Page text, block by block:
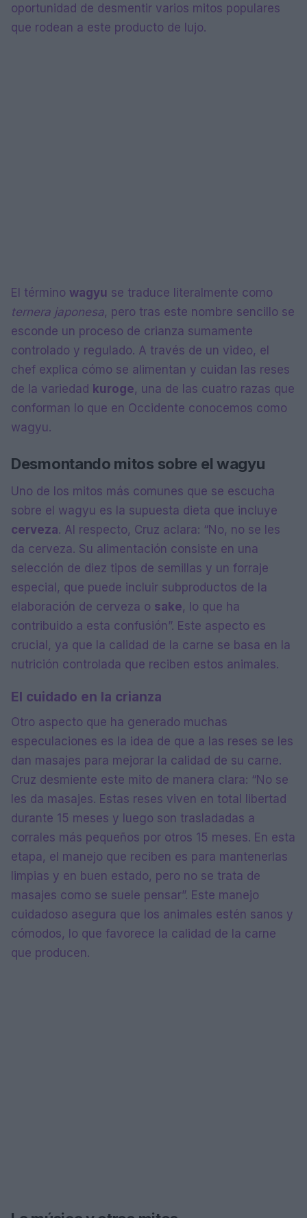
oportunidad de desmentir varios mitos populares
que rodean a este producto de lujo.
El término wagyu se traduce literalmente como
ternera japonesa, pero tras este nombre sencillo se
esconde un proceso de crianza sumamente
controlado y regulado. A través de un video, el
chef explica cómo se alimentan y cuidan las reses
de la variedad kuroge, una de las cuatro razas que
conforman lo que en Occidente conocemos como
wagyu.
Desmontando mitos sobre el wagyu
Uno de los mitos más comunes que se escucha
sobre el wagyu es la supuesta dieta que incluye
cerveza. Al respecto, Cruz aclara: “No, no se les
da cerveza. Su alimentación consiste en una
selección de diez tipos de semillas y un forraje
especial, que puede incluir subproductos de la
elaboración de cerveza o sake, lo que ha
contribuido a esta confusión”. Este aspecto es
crucial, ya que la calidad de la carne se basa en la
nutrición controlada que reciben estos animales.
El cuidado en la crianza
Otro aspecto que ha generado muchas
especulaciones es la idea de que a las reses se les
dan masajes para mejorar la calidad de su carne.
Cruz desmiente este mito de manera clara: “No se
les da masajes. Estas reses viven en total libertad
durante 15 meses y luego son trasladadas a
corrales más pequeños por otros 15 meses. En esta
etapa, el manejo que reciben es para mantenerlas
limpias y en buen estado, pero no se trata de
masajes como se suele pensar”. Este manejo
cuidadoso asegura que los animales estén sanos y
cómodos, lo que favorece la calidad de la carne
que producen.